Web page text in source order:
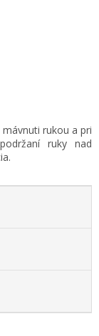
rukou a pri
ruky nad